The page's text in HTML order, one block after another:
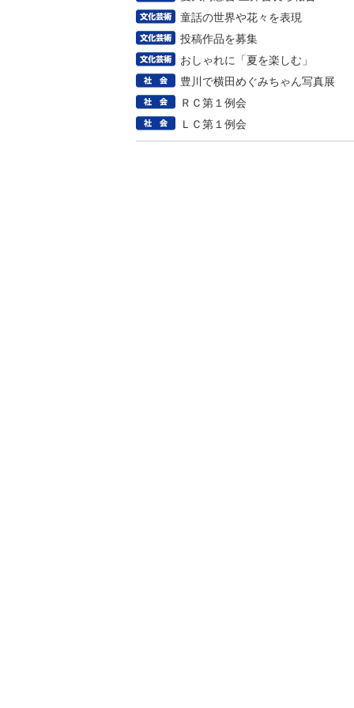
童話の世界や花々を表現
投稿作品を募集
おしゃれに「夏を楽しむ」
豊川で横田めぐみちゃん写真展
ＲＣ第１例会
ＬＣ第１例会